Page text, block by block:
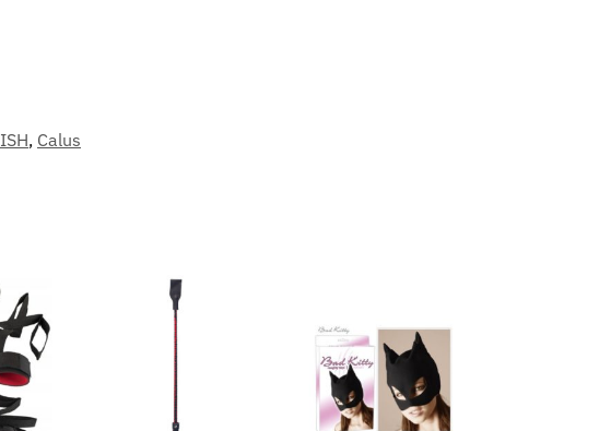
, Calus